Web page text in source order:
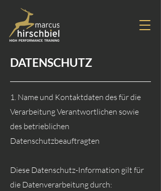
DATENSCHUTZ
1. Name und Kontaktdaten des für die
Verarbeitung Verantwortlichen sowie
des betrieblichen
Datenschutzbeauftragten
Diese Datenschutz-Information gilt für
die Datenverarbeitung durch: